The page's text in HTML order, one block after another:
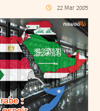
22 Mar 2005